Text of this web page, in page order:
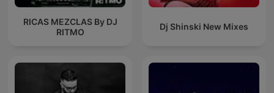
RICAS MEZCLAS By DJ
RITMO
Dj Shinski New Mixes